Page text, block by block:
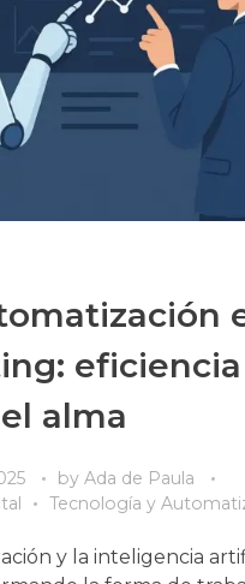
alma
by Ada de Paula
Tecnología y
y la inteligencia